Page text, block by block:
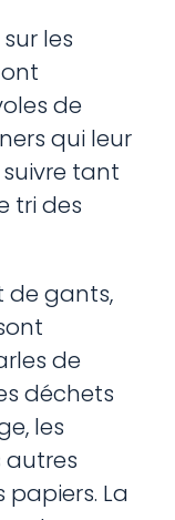
les
de
qui leur
tant
tri des
de gants,
de
déchets
les
autres
La